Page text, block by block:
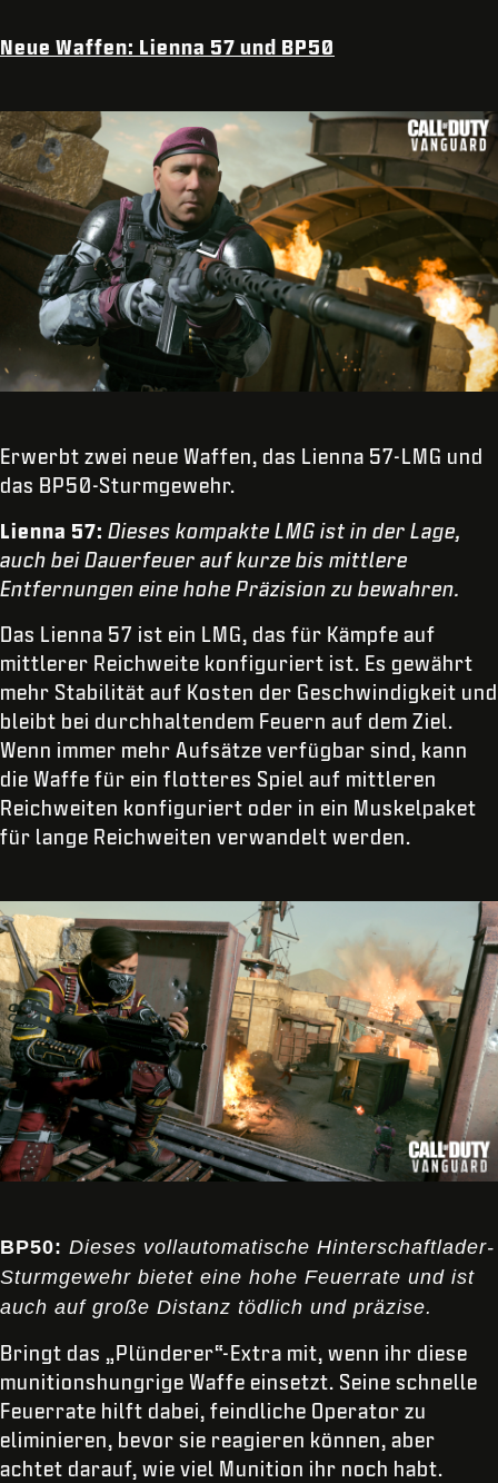
Neue Waffen: Lienna 57 und BP50
Erwerbt zwei neue Waffen, das Lienna 57-LMG und
das BP50-Sturmgewehr.
Lienna 57: Dieses kompakte LMG ist in der Lage,
auch bei Dauerfeuer auf kurze bis mittlere
Entfernungen eine hohe Präzision zu bewahren.
Das Lienna 57 ist ein LMG, das für Kämpfe auf
mittlerer Reichweite konfiguriert ist. Es gewährt
mehr Stabilität auf Kosten der Geschwindigkeit und
bleibt bei durchhaltendem Feuern auf dem Ziel.
Wenn immer mehr Aufsätze verfügbar sind, kann
die Waffe für ein flotteres Spiel auf mittleren
Reichweiten konfiguriert oder in ein Muskelpaket
für lange Reichweiten verwandelt werden.
BP50: Dieses vollautomatische Hinterschaftlader-
Sturmgewehr bietet eine hohe Feuerrate und ist
auch auf große Distanz tödlich und präzise.
Bringt das „Plünderer“-Extra mit, wenn ihr diese
munitionshungrige Waffe einsetzt. Seine schnelle
Feuerrate hilft dabei, feindliche Operator zu
eliminieren, bevor sie reagieren können, aber
achtet darauf, wie viel Munition ihr noch habt.